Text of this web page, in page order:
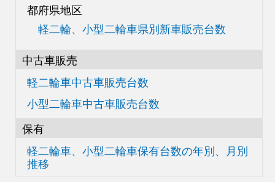
都府県地区
軽二輪、小型二輪車県別新車販売台数
中古車販売
軽二輪車中古車販売台数
小型二輪車中古車販売台数
保有
軽二輪車、小型二輪車保有台数の年別、月別
推移